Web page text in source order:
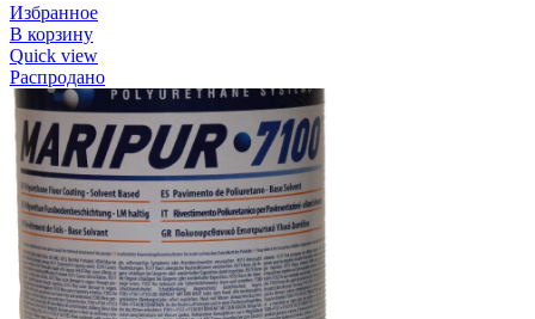
Избранное
В корзину
Quick view
Распродано